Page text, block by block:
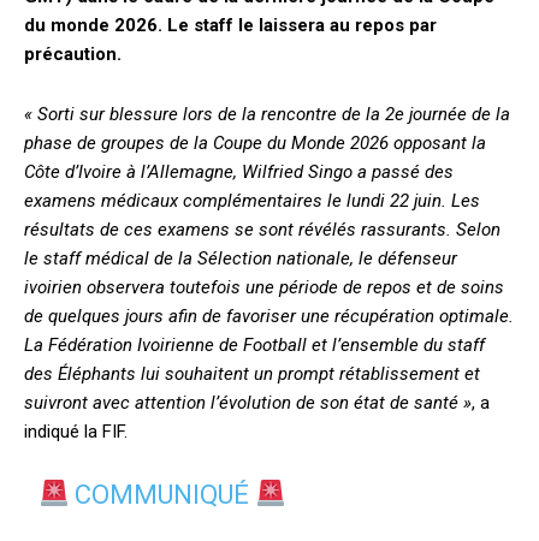
du monde 2026. Le staff le laissera au repos par
précaution.
« Sorti sur blessure lors de la rencontre de la 2e journée de la
phase de groupes de la Coupe du Monde 2026 opposant la
Côte d’Ivoire à l’Allemagne, Wilfried Singo a passé des
examens médicaux complémentaires le lundi 22 juin. Les
résultats de ces examens se sont révélés rassurants. Selon
le staff médical de la Sélection nationale, le défenseur
ivoirien observera toutefois une période de repos et de soins
de quelques jours afin de favoriser une récupération optimale.
La Fédération Ivoirienne de Football et l’ensemble du staff
des Éléphants lui souhaitent un prompt rétablissement et
suivront avec attention l’évolution de son état de santé », a
indiqué la FIF.
COMMUNIQUÉ